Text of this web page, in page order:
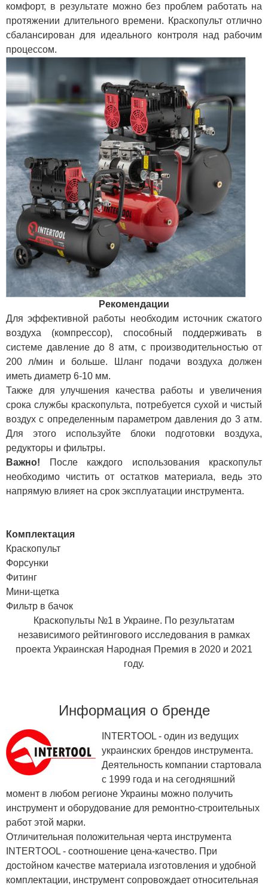
комфорт, в результате можно без проблем работать на
протяжении длительного времени. Краскопульт отлично
сбалансирован для идеального контроля над рабочим
процессом.
Рекомендации
Для эффективной работы необходим источник сжатого
воздуха (компрессор), способный поддерживать в
системе давление до 8 атм, с производительностью от
200 л/мин и больше. Шланг подачи воздуха должен
иметь диаметр 6-10 мм.
Также для улучшения качества работы и увеличения
срока службы краскопульта, потребуется сухой и чистый
воздух с определенным параметром давления до 3 атм.
Для этого используйте блоки подготовки воздуха,
редукторы и фильтры.
Важно! После каждого использования краскопульт
необходимо чистить от остатков материала, ведь это
напрямую влияет на срок эксплуатации инструмента.
Комплектация
Краскопульт
Форсунки
Фитинг
Мини-щетка
Фильтр в бачок
Краскопульты №1 в Украине. По результатам
независимого рейтингового исследования в рамках
проекта Украинская Народная Премия в 2020 и 2021
году.
Информация о бренде
INTERTOOL - один из ведущих
украинских брендов инструмента.
Деятельность компании стартовала
с 1999 года и на сегодняшний
момент в любом регионе Украины можно получить
инструмент и оборудование для ремонтно-строительных
работ этой марки.
Отличительная положительная черта инструмента
INTERTOOL - соотношение цена-качество. При
достойном качестве материала изготовления и удобной
комплектации, инструмент сопровождает относительная